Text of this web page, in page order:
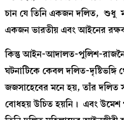
চান যে তিনি একজন দলিত, শুধু
একজন ভারতীয় এবং আইনের
কিন্তু আইন-আদালত-পুলিশ-
ঘটনাটিকে কেবল দলিত-
জজসাহেবের মনে হয়, তাঁর দলিত
বোধহয় উচিত হয়নি। এবং উমেশ